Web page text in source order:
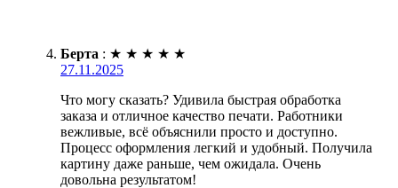
Берта : ★ ★ ★ ★ ★
27.11.2025
Что могу сказать? Удивила быстрая обработка
заказа и отличное качество печати. Работники
вежливые, всё объяснили просто и доступно.
Процесс оформления легкий и удобный. Получила
картину даже раньше, чем ожидала. Очень
довольна результатом!